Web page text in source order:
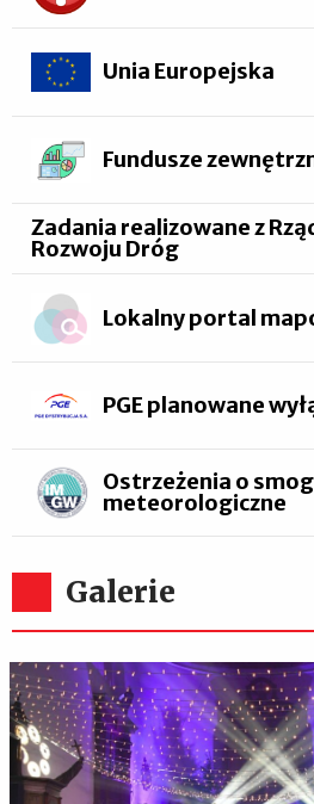
Unia Europejska
Fundusze
Zadania realizowane z
Rozwoju Dróg
Lokalny portal
PGE planowane
Ostrzeżenia o
meteorologiczne
Galerie